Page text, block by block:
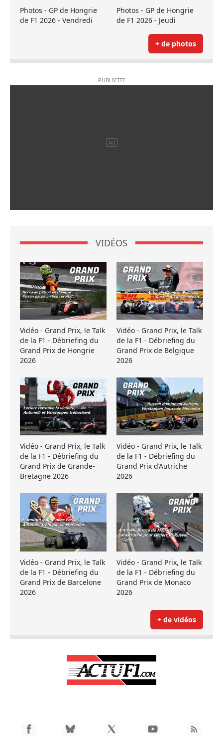
Photos - GP de Hongrie
de F1 2026 - Vendredi
Photos - GP de Hongrie
de F1 2026 - Jeudi
+ de photos
VIDÉOS
Vidéo - Grand Prix, le Talk
de la F1 - Débriefing du
Grand Prix de Hongrie
2026
Vidéo - Grand Prix, le Talk
de la F1 - Débriefing du
Grand Prix de Belgique
2026
Vidéo - Grand Prix, le Talk
de la F1 - Débriefing du
Grand Prix de Grande-
Bretagne 2026
Vidéo - Grand Prix, le Talk
de la F1 - Débriefing du
Grand Prix d’Autriche
2026
Vidéo - Grand Prix, le Talk
de la F1 - Débriefing du
Grand Prix de Barcelone
2026
Vidéo - Grand Prix, le Talk
de la F1 - Débriefing du
Grand Prix de Monaco
2026
+ de vidéos